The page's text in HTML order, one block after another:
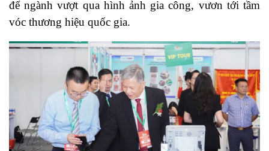
để ngành vượt qua hình ảnh gia công, vươn tới tầm
vóc thương hiệu quốc gia.